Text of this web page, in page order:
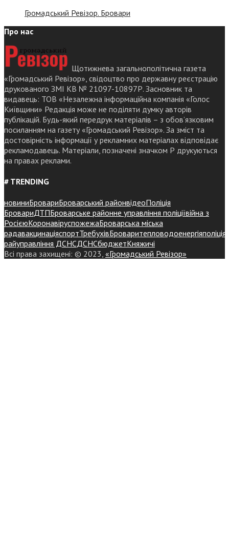
Громадський Ревізор. Бровари
Про нас
Щотижнева загальнополітична газета
«Громадський Ревізор», свідоцтво про державну реєстрацію
друкованого ЗМІ КВ № 21097-10897Р. Засновник та
видавець: ТОВ «Незалежна інформаційна компанія «Голос
Київщини» Редакція може не поділяти думку авторів
публікацій. Будь-який передрук матеріалів – з обов’язковим
посиланням на газету «Громадський Ревізор». За зміст та
достовірність інформації у рекламних матеріалах відповідає
рекламодавець. Матеріали, позначені значком Р друкуються
на правах реклами.
# TRENDING
новиниБровариБроварський районвідеоПоліція
БровариДТПБроварське районне управління поліціївійна з
РосієюКоронавіруспожежаБроварська міська
радавакцинаціяспортТребухівБроваритепловодоенергіяполіція
райуправління ДСНСДСНСбюджетКняжичі
Всі права захищені: © 2023, «Громадський Ревізор»